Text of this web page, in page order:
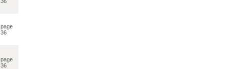
page
36
page
36